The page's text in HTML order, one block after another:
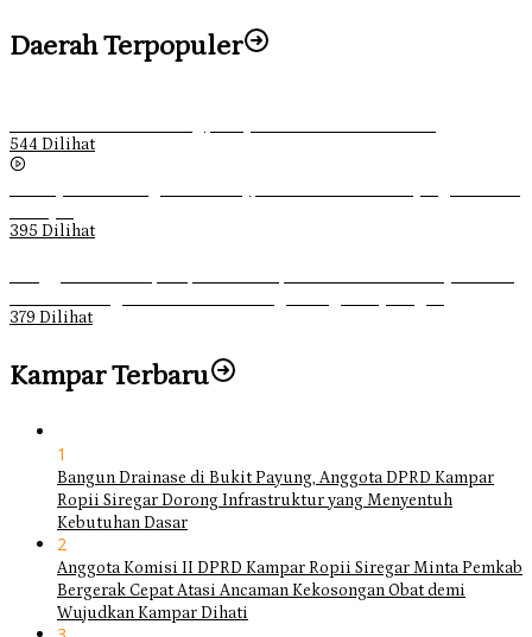
Daerah Terpopuler
544 Dilihat
395 Dilihat
379 Dilihat
Kampar Terbaru
1
Bangun Drainase di Bukit Payung, Anggota DPRD Kampar
Ropii Siregar Dorong Infrastruktur yang Menyentuh
Kebutuhan Dasar
2
Anggota Komisi II DPRD Kampar Ropii Siregar Minta Pemkab
Bergerak Cepat Atasi Ancaman Kekosongan Obat demi
Wujudkan Kampar Dihati